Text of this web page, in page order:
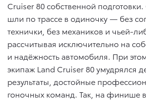
Cruiser 80 собственной
шли по трассе в одиночку — без
технички, без механиков и чьей-
рассчитывая исключительно на
и надёжность автомобиля. При
экипаж Land Cruiser 80 умудрялся
результаты, достойные
гоночных команд. Так, на финише